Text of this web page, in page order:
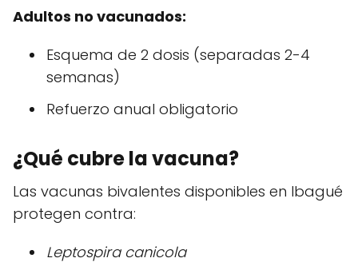
Adultos no vacunados:
Esquema de 2 dosis (separadas 2-4
semanas)
Refuerzo anual obligatorio
¿Qué cubre la vacuna?
Las vacunas bivalentes disponibles en Ibagué
protegen contra:
Leptospira canicola